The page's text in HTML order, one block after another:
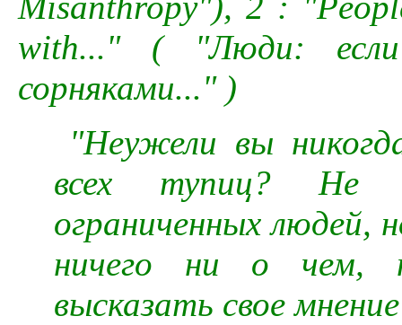
with..." ( "Люди:
сорняками..." )
"Неужели вы
всех тупиц? Не
ограниченных людей,
ничего ни о чем,
высказать свое